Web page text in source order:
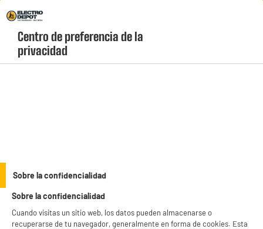
Menú
geolocation-header-icon-text
account
productItem_availability_txt-
LEGANÉS, MADRID
change-btn
Centro de preferencia de la
privacidad
Sobre la confidencialidad
Sobre la confidencialidad
Cuando visitas un sitio web, los datos pueden almacenarse o
recuperarse de tu navegador, generalmente en forma de cookies. Esta